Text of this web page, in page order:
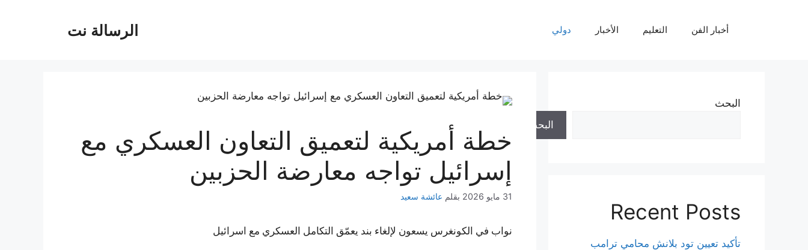
الرسالة نت أخبار الفن التعليم الأخبار دولي
خطة أمريكية لتعميق التعاون العسكري مع
إسرائيل تواجه معارضة الحزبين
31 مايو 2026 بقلم عائشة سعيد
نواب في الكونغرس يسعون لإلغاء بند يعمّق التكامل العسكري مع اسرائيل
البحث
البحث
Recent Posts
تأكيد تعيين تود بلانش محامي ترامب